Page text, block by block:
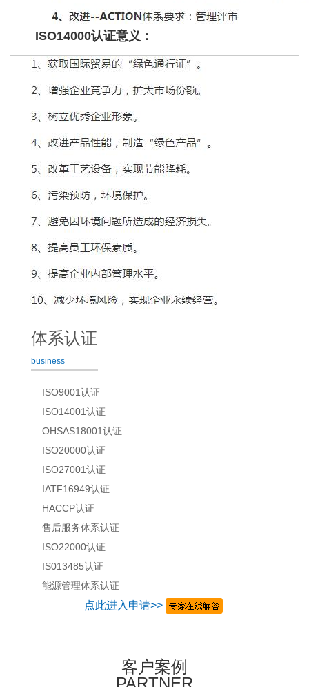
ISO14000认证意义：
体系认证
business
ISO9001认证
ISO14001认证
OHSAS18001认证
ISO20000认证
ISO27001认证
IATF16949认证
HACCP认证
售后服务体系认证
ISO22000认证
IS013485认证
能源管理体系认证
点此进入申请>>
客户案例
PARTNER